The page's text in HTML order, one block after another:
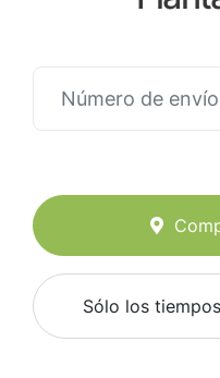
Sólo los